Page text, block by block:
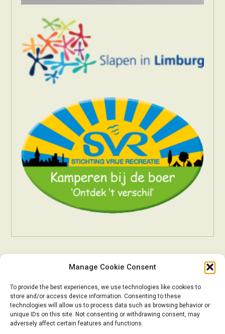
Manage Cookie Consent
To provide the best experiences, we use technologies like cookies to
store and/or access device information. Consenting to these
technologies will allow us to process data such as browsing behavior or
unique IDs on this site. Not consenting or withdrawing consent, may
adversely affect certain features and functions.